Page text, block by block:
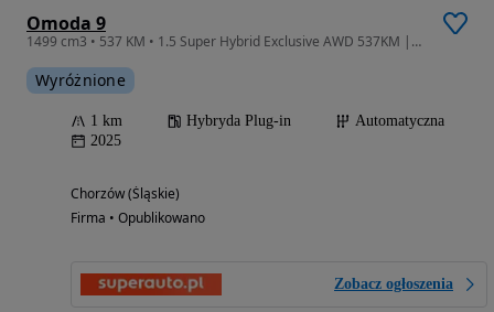
Omoda 9
1499 cm3 • 537 KM • 1.5 Super Hybrid Exclusive AWD 537KM |System kamer 540 stopni|
Wyróżnione
1 km Hybryda Plug-in
Automatyczna
2025
Chorzów (Śląskie)
Firma • Opublikowano
Zobacz ogłoszenia